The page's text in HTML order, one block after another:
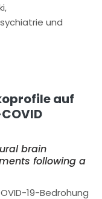
und
auf
brain
following a
19-Bedrohung